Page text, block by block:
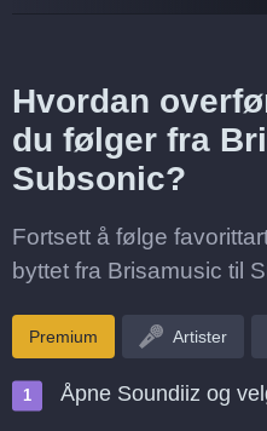
Hvordan
du følger fra
Subsonic?
Fortsett å følge
byttet fra Brisamusic til
Premium Artister
Åpne Soundiiz og